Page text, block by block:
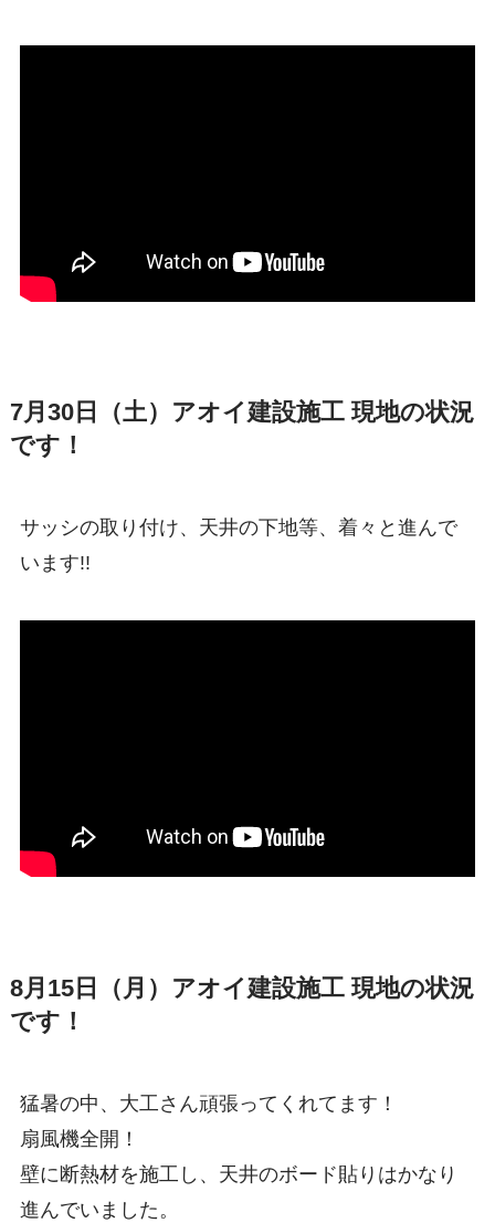
7月30日（土）アオイ建設施工 現地の状況
です！
サッシの取り付け、天井の下地等、着々と進んで
います!!
8月15日（月）アオイ建設施工 現地の状況
です！
猛暑の中、大工さん頑張ってくれてます！
扇風機全開！
壁に断熱材を施工し、天井のボード貼りはかなり
進んでいました。